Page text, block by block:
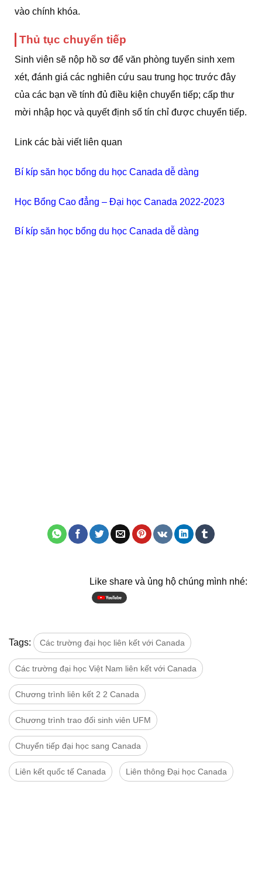
vào chính khóa.
Thủ tục chuyển tiếp
Sinh viên sẽ nộp hồ sơ để văn phòng tuyển sinh xem
xét, đánh giá các nghiên cứu sau trung học trước đây
của các bạn về tính đủ điều kiện chuyển tiếp; cấp thư
mời nhập học và quyết định số tín chỉ được chuyển tiếp.
Link các bài viết liên quan
Bí kíp săn học bổng du học Canada dễ dàng
Học Bổng Cao đẳng – Đại học Canada 2022-2023
Bí kíp săn học bổng du học Canada dễ dàng
Like share và ủng hộ chúng mình nhé:
Tags: Các trường đại học liên kết với Canada
Các trường đại học Việt Nam liên kết với Canada
Chương trình liên kết 2 2 Canada
Chương trình trao đối sinh viên UFM
Chuyển tiếp đại học sang Canada
Liên kết quốc tế Canada Liên thông Đại học Canada